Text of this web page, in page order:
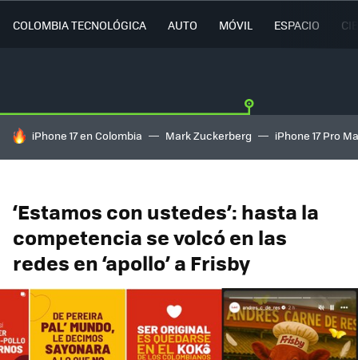
COLOMBIA TECNOLÓGICA AUTO MÓVIL ESPACIO
HOY SE HABLA DE
iPhone 17 en Colombia Mark Zuckerberg iPhone 17 Pro
‘Estamos con ustedes’: hasta la
competencia se volcó en las
redes en ‘apollo’ a Frisby